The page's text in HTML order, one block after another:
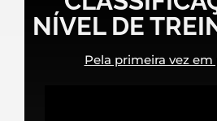
NÍVEL DE
Pela primeira vez